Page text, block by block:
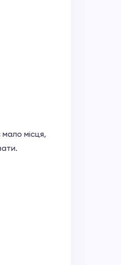
місця,